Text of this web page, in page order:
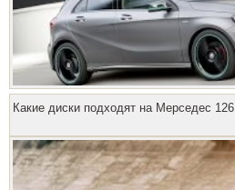
Какие диски подходят на Мерседес 126